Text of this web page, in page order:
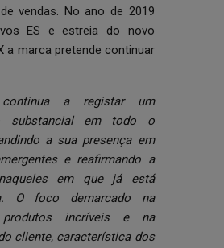
vendas. No ano de 2019
ES e estreia do novo
a marca pretende continuar
a registar um
substancial em todo o
a sua presença em
e reafirmando a
em que já está
O foco demarcado na
incríveis e na
cliente, característica dos